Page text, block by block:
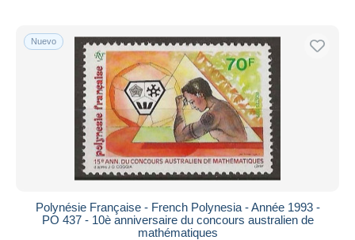
Nuevo
Polynésie Française - French Polynesia - Année 1993 -
PO 437 - 10è anniversaire du concours australien de
mathématiques